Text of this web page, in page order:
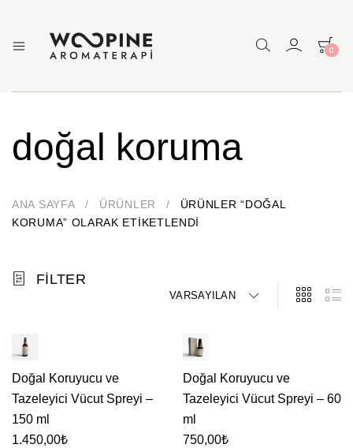
Çakra
Çeşitli
Aromaterapi
Ürünler
0
ANA SAYFA / ÜRÜNLER /
ÜRÜNLER “DOĞAL
KORUMA” OLARAK ETIKETLENDI
doğal koruma
FILTER
VARSAYILAN
Doğal Koruyucu ve
Tazeleyici Vücut Spreyi –
150 ml
1.450,00₺
Doğal Koruyucu ve
Tazeleyici Vücut Spreyi – 60
ml
750,00₺